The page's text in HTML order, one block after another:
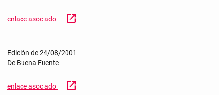
enlace asociado open_in_new
Edición de 24/08/2001
De Buena Fuente
enlace asociado open_in_new